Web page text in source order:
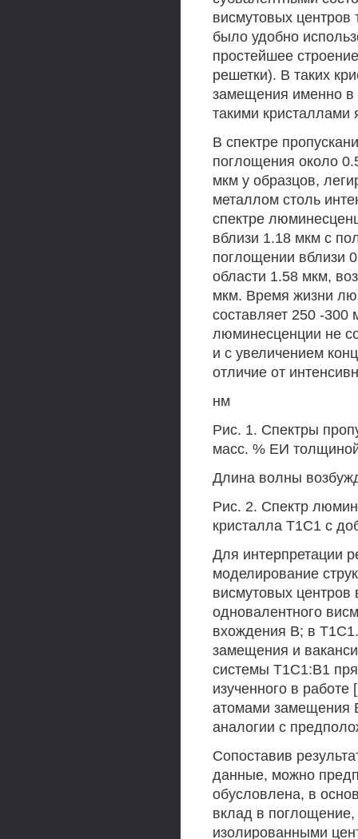
висмутовых
было удобно
простейшее
решетки). В таких
замещения именно в
такими кристаллами
В спектре
поглощения около
мкм у образцов,
металлом столь
спектре
вблизи 1.18 мкм с
поглощении вблизи
области 1.58 мкм,
мкм. Время жизни
составляет 250 -300
люминесценции не
и с увеличением
отличие от
нм
Рис. 1. Спектры
масс. % ЕИ
Длина волны
Рис. 2. Спектр
кристалла Т1С1 с
Для интерпретации
моделирование
висмутовых
одновалентного
вхождения В; в
замещения и
системы Т1С1:В1
изученного в
атомами замещения
аналогии с
Сопоставив
данные, можно
обусловлена, в
вклад в
изолированными